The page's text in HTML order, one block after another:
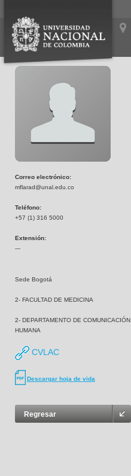
Correo electrónico:
mflarad@unal.edu.co
Teléfono:
+57 (1) 316 5000
Extensión:
---
Sede Bogotá
2- FACULTAD DE MEDICINA
2- DEPARTAMENTO DE COMUNICACIÓN
HUMANA
CVLAC
Descargar hoja de vida
Regresar